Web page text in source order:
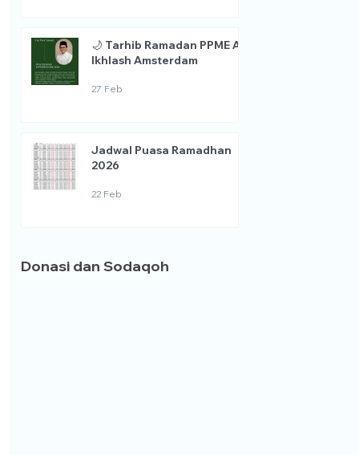
🌙 Tarhib Ramadan PPME Al
Ikhlash Amsterdam
27 Feb
Jadwal Puasa Ramadhan
2026
22 Feb
Donasi dan Sodaqoh